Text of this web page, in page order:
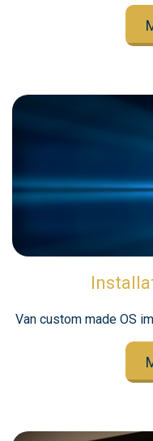
Van custom made OS